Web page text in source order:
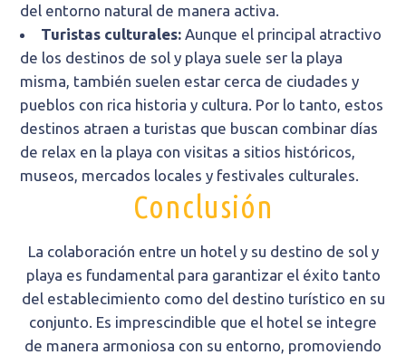
del entorno natural de manera activa.
Turistas culturales: Aunque el principal atractivo
de los destinos de sol y playa suele ser la playa
misma, también suelen estar cerca de ciudades y
pueblos con rica historia y cultura. Por lo tanto, estos
destinos atraen a turistas que buscan combinar días
de relax en la playa con visitas a sitios históricos,
museos, mercados locales y festivales culturales.
Conclusión
La colaboración entre un hotel y su destino de sol y
playa es fundamental para garantizar el éxito tanto
del establecimiento como del destino turístico en su
conjunto. Es imprescindible que el hotel se integre
de manera armoniosa con su entorno, promoviendo